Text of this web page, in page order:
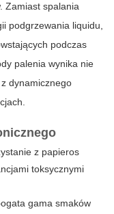
Zamiast spalania
podgrzewania liquidu,
podczas
palenia wynika nie
dynamicznego
z papieros
toksycznymi
gama smaków